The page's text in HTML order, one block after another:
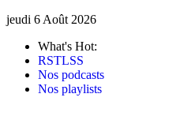
jeudi 6 Août 2026
What's Hot:
RSTLSS
Nos podcasts
Nos playlists